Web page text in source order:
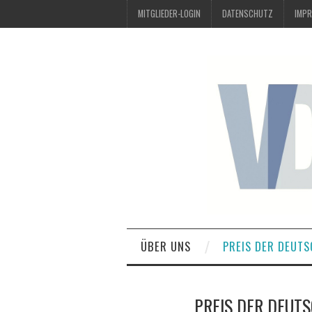
MITGLIEDER-LOGIN DATENSCHUTZ
ÜBER UNS PREIS DER
PREIS DER